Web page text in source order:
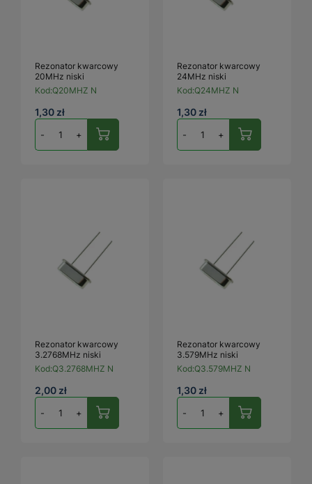
Rezonator kwarcowy
20MHz niski
Kod:Q20MHZ N
1,30 zł
- +
Rezonator kwarcowy
24MHz niski
Kod:Q24MHZ N
1,30 zł
- +
Rezonator kwarcowy
3.2768MHz niski
Kod:Q3.2768MHZ N
2,00 zł
- +
Rezonator kwarcowy
3.579MHz niski
Kod:Q3.579MHZ N
1,30 zł
- +